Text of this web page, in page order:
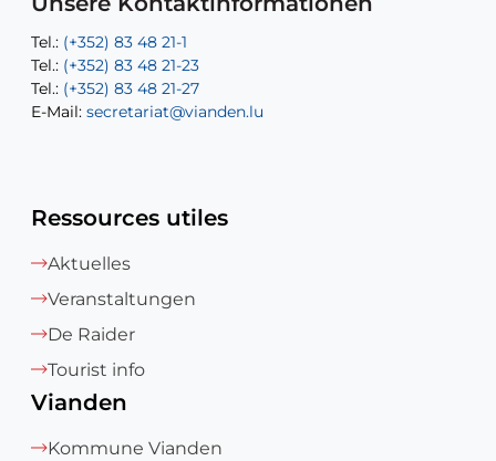
Tel.: (+352) 83 48 21-1
Tel.: (+352) 83 48 21-23
Tel.: (+352) 83 48 21-27
E-Mail: secretariat@vianden.lu
Tel.: (+352) 83 48 21-20
Tel.: (+352) 83 48 21-22
E-Mail:sofia.carvalho@vianden.lu
E-Mail: diane.storn@vianden.lu
Ressources utiles
Aktuelles
Veranstaltungen
De Raider
Tourist info
Vianden
Kommune Vianden